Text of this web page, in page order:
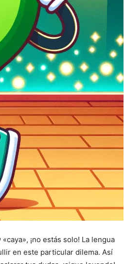
¡no estás solo! La lengua
en este particular dilema. Así